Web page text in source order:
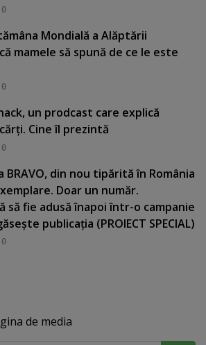
0
Mondială a Alăptării
mamele să spună de ce le este
0
un prodcast care explică
Cine îl prezintă
0
BRAVO, din nou tipărită în România
Doar un număr.
să fie adusă înapoi într-o campanie
publicaţia (PROIECT SPECIAL)
0
de media